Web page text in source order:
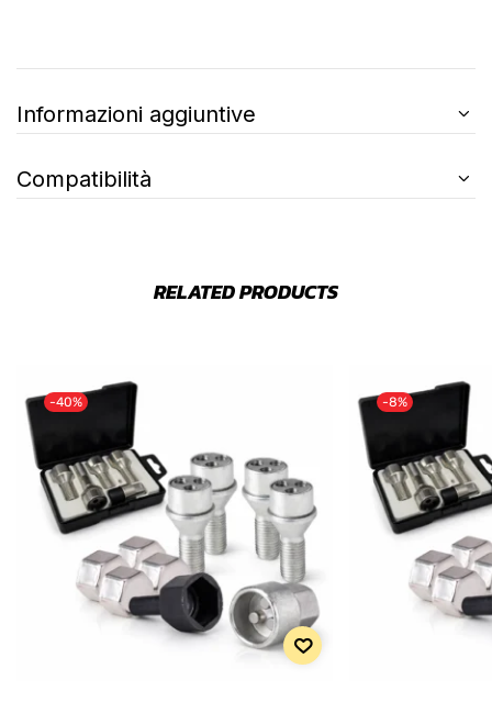
Informazioni aggiuntive
Compatibilità
RELATED PRODUCTS
-40% -8%